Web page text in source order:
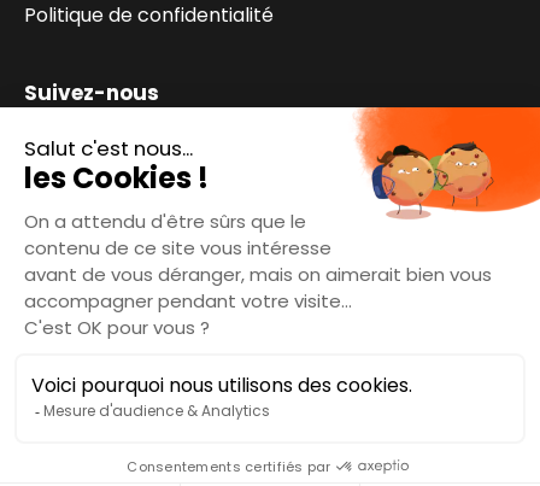
Politique de confidentialité
Suivez-nous
L'infolettre Digifab QG et ses services
S'inscrire
Une initiative propulsée par